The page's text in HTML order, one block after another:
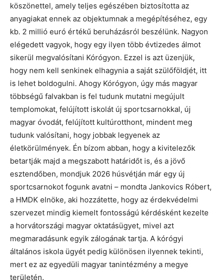
köszönettel, amely teljes egészében biztosította az
anyagiakat ennek az objektumnak a megépítéséhez, egy
kb. 2 millió euró értékű beruházásról beszélünk. Nagyon
elégedett vagyok, hogy egy ilyen több évtizedes álmot
sikerül megvalósítani Kórógyon. Ezzel is azt üzenjük,
hogy nem kell senkinek elhagynia a saját szülőföldjét, itt
is lehet boldogulni. Ahogy Kórógyon, úgy más magyar
többségű falvakban is fel tudunk mutatni megújult
templomokat, felújított iskolát új sportcsarnokkal, új
magyar óvodát, felújított kultúrotthont, mindent meg
tudunk valósítani, hogy jobbak legyenek az
életkörülmények. Én bízom abban, hogy a kivitelezők
betartják majd a megszabott határidőt is, és a jövő
esztendőben, mondjuk 2026 húsvétján már egy új
sportcsarnokot fogunk avatni – mondta Jankovics Róbert,
a HMDK elnöke, aki hozzátette, hogy az érdekvédelmi
szervezet mindig kiemelt fontosságú kérdésként kezelte
a horvátországi magyar oktatásügyet, mivel azt
megmaradásunk egyik zálogának tartja. A kórógyi
általános iskola ügyét pedig különösen ilyennek tekinti,
mert ez az egyedüli magyar tanintézmény a megye
területén.